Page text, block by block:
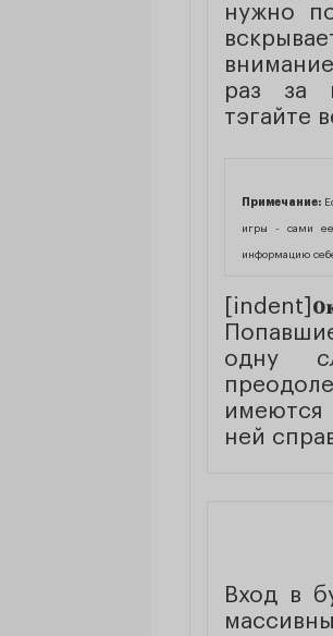
нужно
раз за
тэгайте
Примечание:
игры - сами ее
информацию
[indent]
одну
ней
Вход в